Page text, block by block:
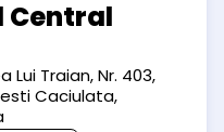
Central
Lui Traian, Nr. 403,
Caciulata,